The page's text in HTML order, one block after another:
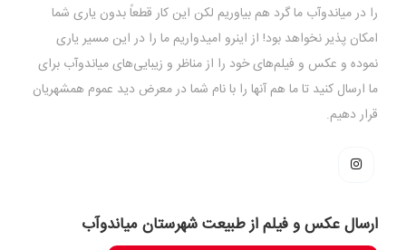
را در میاندوآب ما گرد هم بیاوریم لکن این کار قطعاً بدون یاری شما
امکان پذیر نخواهد بود! از اینرو امیدواریم ما را در این مسیر یاری
نموده و عکس و فیلم‌های خود را از مناظر و زیبایی‌های میاندوآب برای
ما ارسال کنید تا ما هم آنها را با نام شما در معرض دید عموم همشهریان
قرار دهیم.
ارسال عکس و فیلم از طبیعت شهرستان میاندوآب